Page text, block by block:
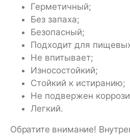
Герметичный;
Без запаха;
Безопасный;
Подходит для
Не впитывает;
Износостойкий;
Стойкий к истиранию;
Не подвержен
Легкий.
Обратите внимание!